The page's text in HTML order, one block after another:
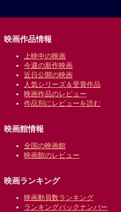
映画作品情報
上映中の映画
今週の新作映画
近日公開の映画
人気シリーズ＆受賞作品
映画作品のレビュー
作品別にレビューを読む
映画館情報
全国の映画館
映画館のレビュー
映画ランキング
映画動員数ランキング
ランキングバックナンバー